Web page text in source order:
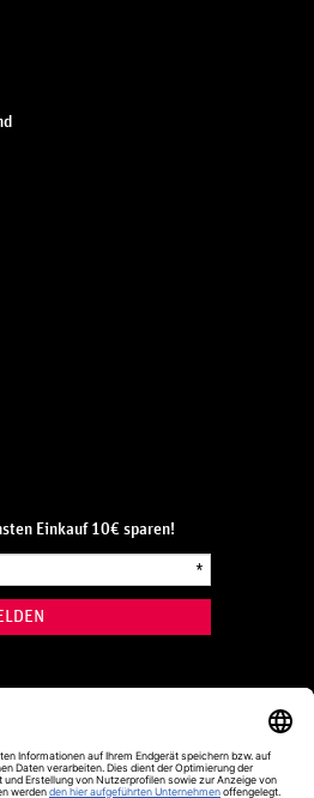
Einkauf 10€ sparen!
*
Festnetz